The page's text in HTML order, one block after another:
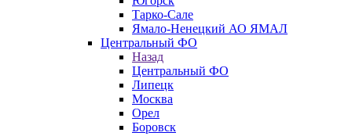
Тарко-Сале
Ямало-Ненецкий АО ЯМАЛ
Центральный ФО
Назад
Центральный ФО
Липецк
Москва
Орел
Боровск